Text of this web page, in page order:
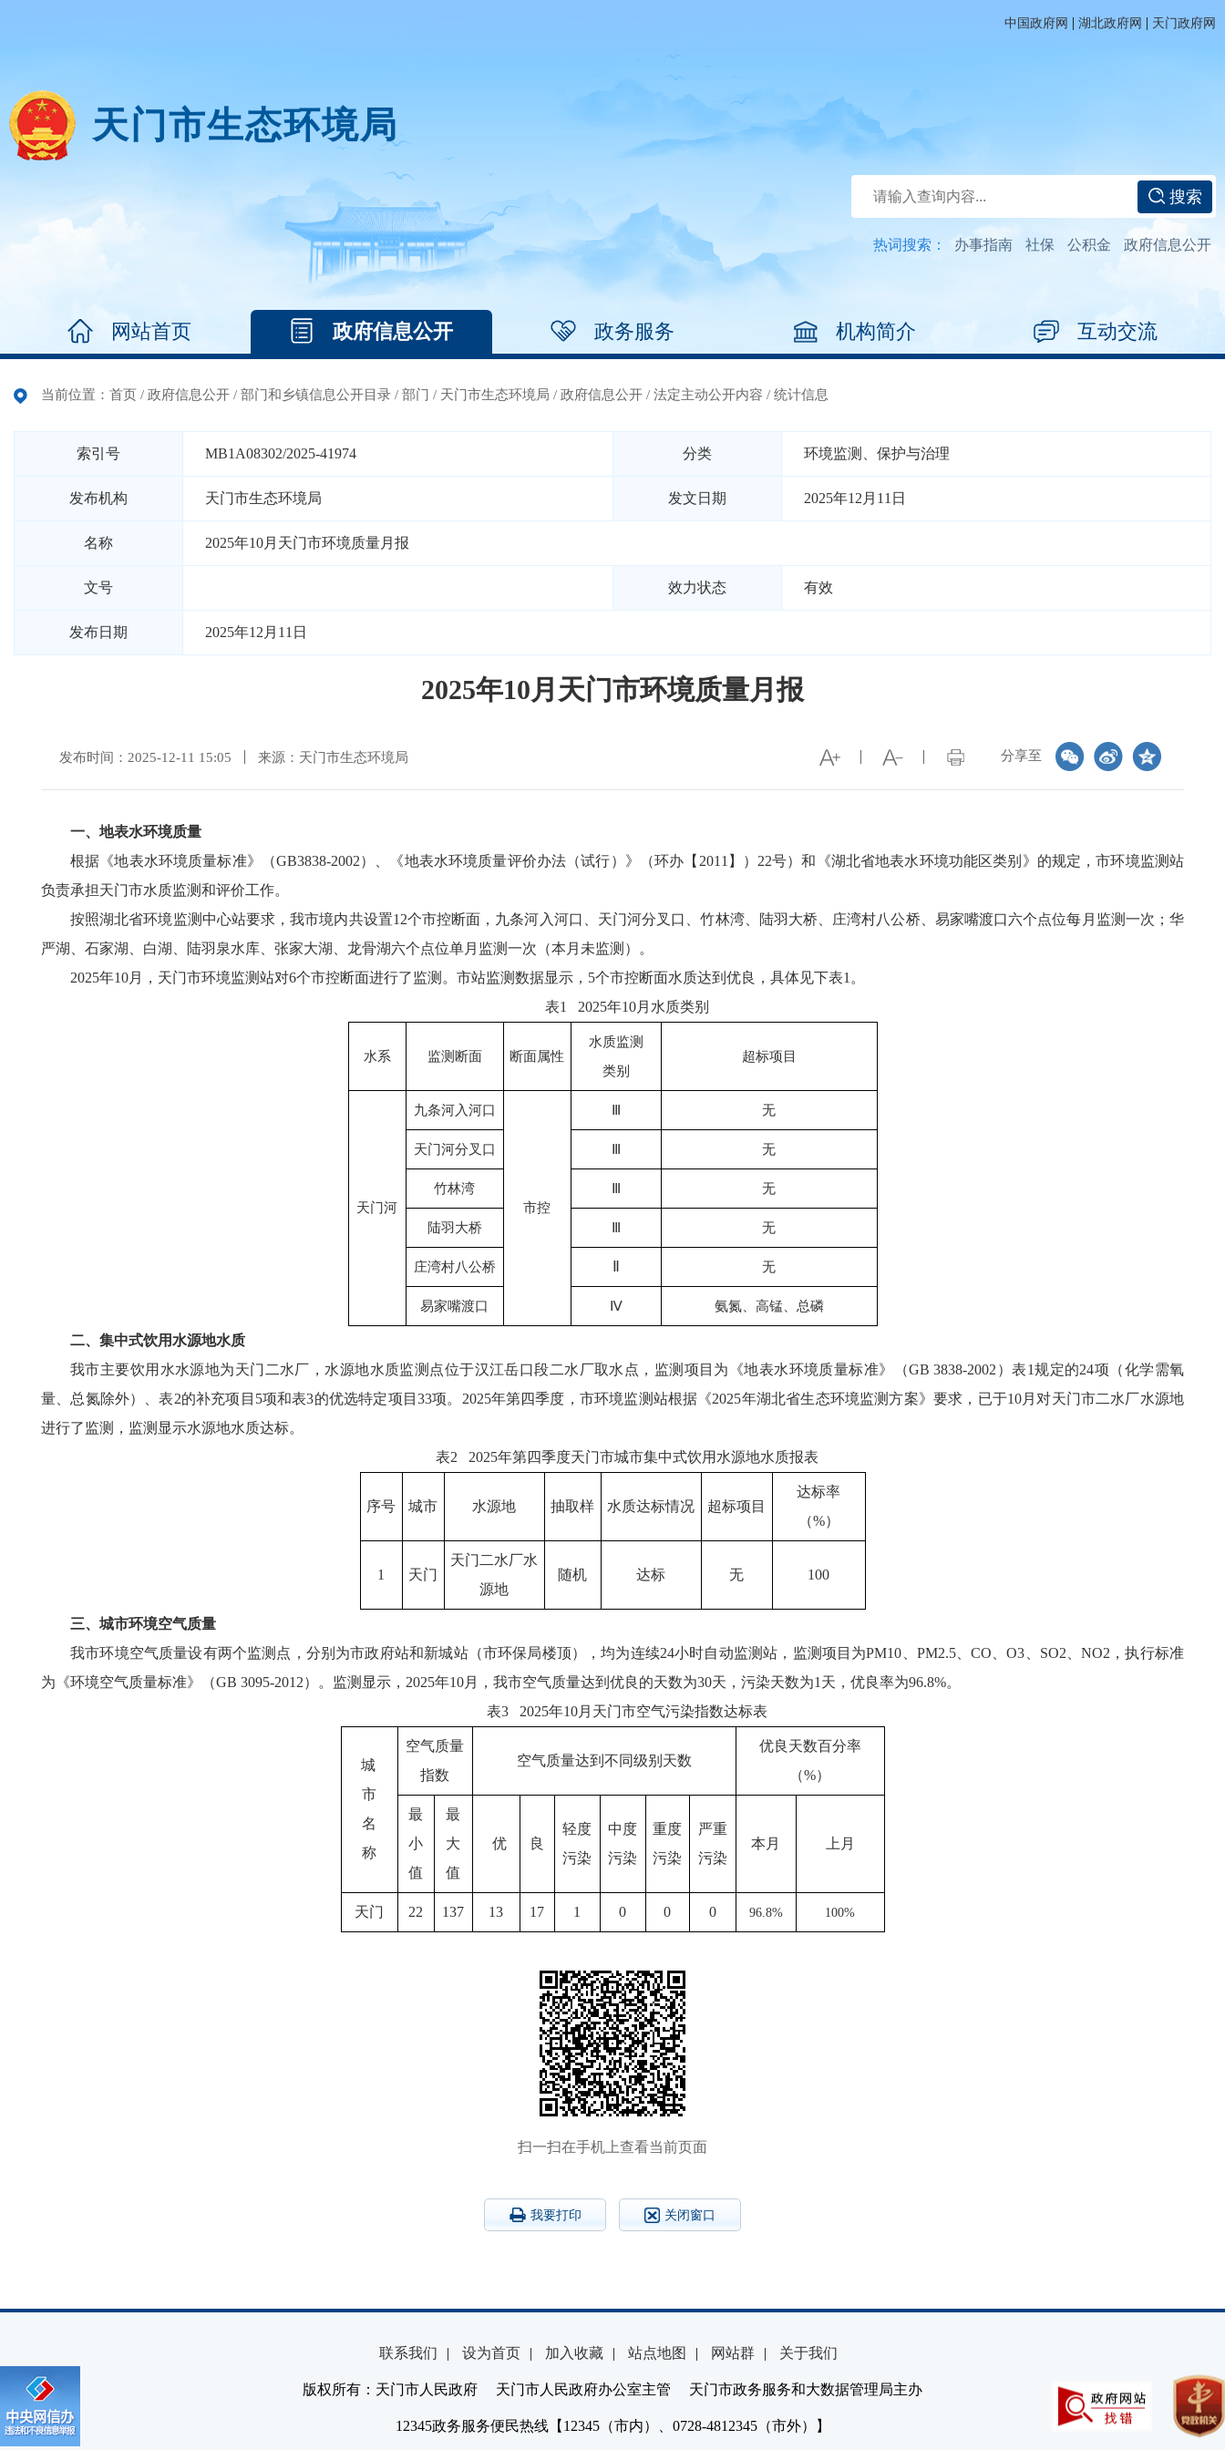
中国政府网 | 湖北政府网 | 天门政府网
天门市生态环境局
搜索
热词搜索： 办事指南 社保 公积金 政府信息公开
网站首页 政府信息公开 政务服务 机构简介 互动交流
当前位置： 首页 / 政府信息公开 / 部门和乡镇信息公开目录 / 部门 / 天门市生态环境局 / 政府信息公开 / 法定主动公开内容 / 统计信息
索引号 MB1A08302/2025-41974 分类 环境监测、保护与治理
发布机构 天门市生态环境局 发文日期 2025年12月11日
名称 2025年10月天门市环境质量月报
文号 效力状态 有效
发布日期 2025年12月11日
2025年10月天门市环境质量月报
分享至
发布时间：2025-12-11 15:05 来源：天门市生态环境局
一、地表水环境质量
根据《地表水环境质量标准》（GB3838-2002）、《地表水环境质量评价办法（试行）》（环办【2011】）22号）和《湖北省地表水环境功能区类别》的规定，市环境监测站
负责承担天门市水质监测和评价工作。
按照湖北省环境监测中心站要求，我市境内共设置12个市控断面，九条河入河口、天门河分叉口、竹林湾、陆羽大桥、庄湾村八公桥、易家嘴渡口六个点位每月监测一次；华
严湖、石家湖、白湖、陆羽泉水库、张家大湖、龙骨湖六个点位单月监测一次（本月未监测）。
2025年10月，天门市环境监测站对6个市控断面进行了监测。市站监测数据显示，5个市控断面水质达到优良，具体见下表1。
表1 2025年10月水质类别
水系 监测断面 断面属性
水质监测
类别
超标项目
天门河
九条河入河口
市控
无
天门河分叉口 无
竹林湾 无
陆羽大桥 无
庄湾村八公桥 无
易家嘴渡口 Ⅳ 氨氮、高锰、总磷
二、集中式饮用水源地水质
我市主要饮用水水源地为天门二水厂，水源地水质监测点位于汉江岳口段二水厂取水点，监测项目为《地表水环境质量标准》（GB 3838-2002）表1规定的24项（化学需氧
量、总氮除外）、表2的补充项目5项和表3的优选特定项目33项。2025年第四季度，市环境监测站根据《2025年湖北省生态环境监测方案》要求，已于10月对天门市二水厂水源地
进行了监测，监测显示水源地水质达标。
表2 2025年第四季度天门市城市集中式饮用水源地水质报表
序号 城市 水源地 抽取样 水质达标情况 超标项目
达标率
（%）
1 天门
天门二水厂水
源地
随机 达标 无 100
三、城市环境空气质量
我市环境空气质量设有两个监测点，分别为市政府站和新城站（市环保局楼顶），均为连续24小时自动监测站，监测项目为PM10、PM2.5、CO、O3、SO2、NO2，执行标准
为《环境空气质量标准》（GB 3095-2012）。监测显示，2025年10月，我市空气质量达到优良的天数为30天，污染天数为1天，优良率为96.8%。
表3 2025年10月天门市空气污染指数达标表
城
市
名
称
空气质量
指数
空气质量达到不同级别天数
优良天数百分率
（%）
最
小
值
最
大
值
优 良
轻度
污染
中度
污染
重度
污染
严重
污染
本月 上月
天门 22 137 13 17 1 0 0 0 96.8% 100%
扫一扫在手机上查看当前页面
我要打印 关闭窗口
联系我们 | 设为首页 | 加入收藏 | 站点地图 | 网站群 | 关于我们
版权所有：天门市人民政府 天门市人民政府办公室主管 天门市政务服务和大数据管理局主办
12345政务服务便民热线【12345（市内）、0728-4812345（市外）】